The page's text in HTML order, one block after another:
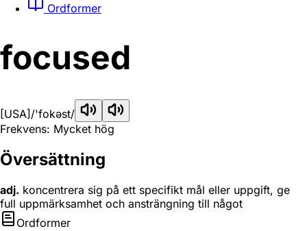
Ordformer
focused
[USA] /'fokəst/
Frekvens: Mycket hög
Översättning
adj. koncentrera sig på ett specifikt mål eller uppgift, ge
full uppmärksamhet och ansträngning till något
Ordformer